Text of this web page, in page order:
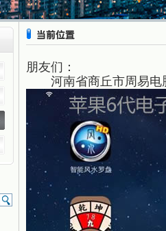
朋友们：
河南省商丘市周易电